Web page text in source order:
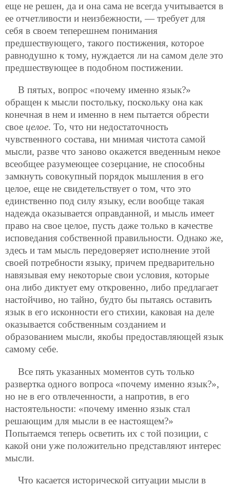
еще не решен, да и она сама не всегда учитывается в
ее отчетливости и неизбежности, — требует для
себя в своем теперешнем понимания
предшествующего, такого постижения, которое
равнодушно к тому, нуждается ли на самом деле это
предшествующее в подобном постижении.
В пятых, вопрос «почему именно язык?»
обращен к мысли постольку, поскольку она как
конечная в нем и именно в нем пытается обрести
свое целое. То, что ни недостаточность
чувственного состава, ни мнимая чистота самой
мысли, разве что заново окажется введенным некое
всеобщее разумеющее созерцание, не способны
замкнуть совокупный порядок мышления в его
целое, еще не свидетельствует о том, что это
единственно под силу языку, если вообще такая
надежда оказывается оправданной, и мысль имеет
право на свое целое, пусть даже только в качестве
исповедания собственной правильности. Однако же,
здесь и там мысль передоверяет исполнение этой
своей потребности языку, причем предварительно
навязывая ему некоторые свои условия, которые
она либо диктует ему откровенно, либо предлагает
настойчиво, но тайно, будто бы пытаясь оставить
язык в его исконности его стихии, каковая на деле
оказывается собственным созданием и
образованием мысли, якобы предоставляющей язык
самому себе.
Все пять указанных моментов суть только
развертка одного вопроса «почему именно язык?»,
но не в его отвлеченности, а напротив, в его
настоятельности: «почему именно язык стал
решающим для мысли в ее настоящем?»
Попытаемся теперь осветить их с той позиции, с
какой они уже положительно представляют интерес
мысли.
Что касается исторической ситуации мысли в